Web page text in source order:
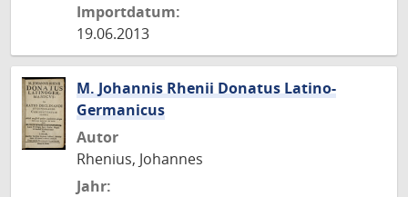
Importdatum:
19.06.2013
M. Johannis Rhenii Donatus Latino-
Germanicus
Autor
Rhenius, Johannes
Jahr: